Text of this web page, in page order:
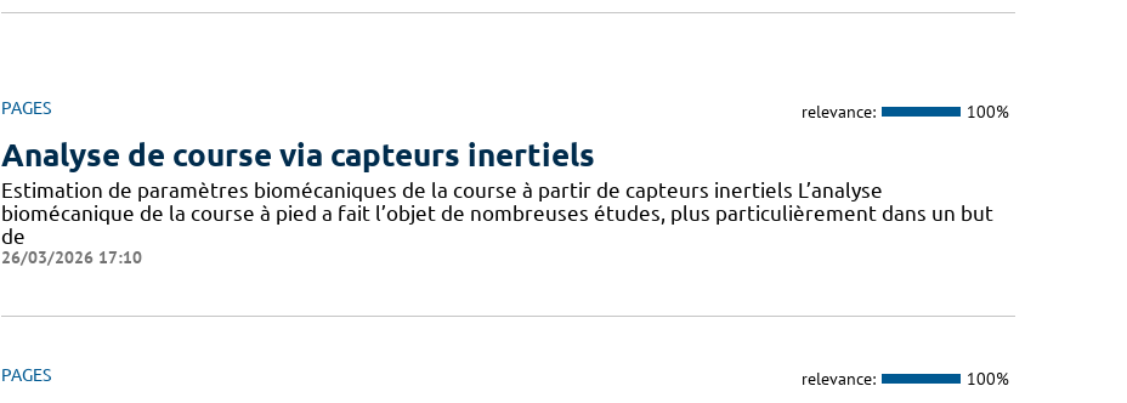
PAGES relevance: 100%
Analyse de course via capteurs inertiels
Estimation de paramètres biomécaniques de la course à partir de capteurs inertiels L’analyse
biomécanique de la course à pied a fait l’objet de nombreuses études, plus particulièrement dans un but
de
26/03/2026 17:10
PAGES relevance: 100%